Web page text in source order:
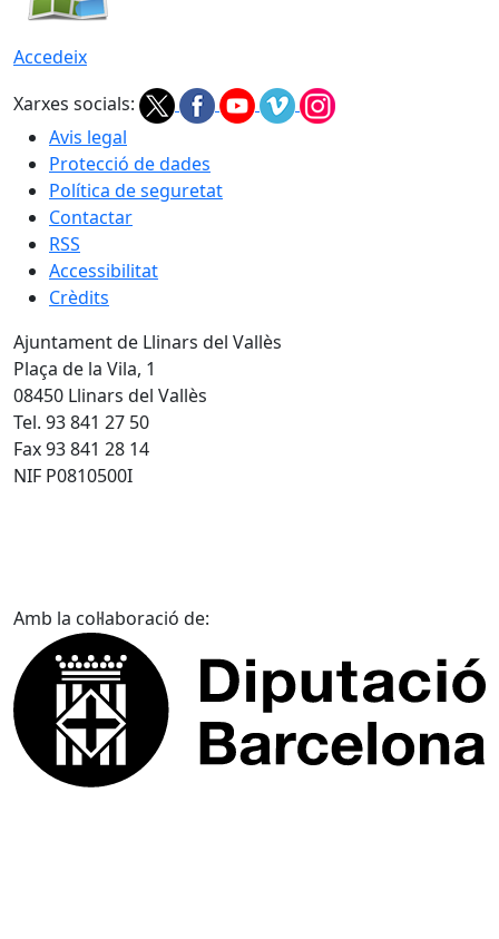
Accedeix
Xarxes socials:
Avis legal
Protecció de dades
Política de seguretat
Contactar
RSS
Accessibilitat
Crèdits
Ajuntament de Llinars del Vallès
Plaça de la Vila, 1
08450 Llinars del Vallès
Tel. 93 841 27 50
Fax 93 841 28 14
NIF P0810500I
Amb la col·laboració de: